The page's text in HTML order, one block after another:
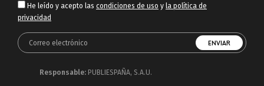
He leído y acepto las condiciones de uso y la política de
privacidad
Responsable: PUBLIESPAÑA, S.A.U.